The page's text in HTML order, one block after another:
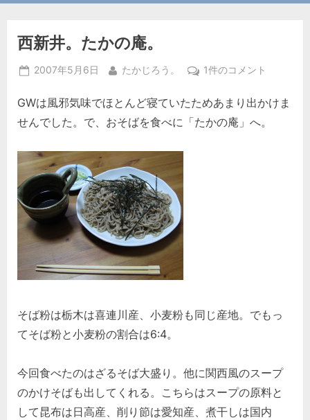
西新井。たかの庵。
Posted
2007年5月6日 By
たかじろう。
西
井。
た
1件のコメント
GWは風邪気味でほとんど寝ていたためあまり出かけま
せんでした。で、おそばを食べに「たかの庵」へ。
そば粉は栃木は喜連川産、小麦粉も同じ産地。でもっ
てそば粉と小麦粉の割合は6:4。
今回食べたのはざるそば大盛り。他に関西風のスープ
のかけそばも出してくれる。こちらはスープの原料と
して昆布は日高産、削り節は愛知産、煮干しは国内